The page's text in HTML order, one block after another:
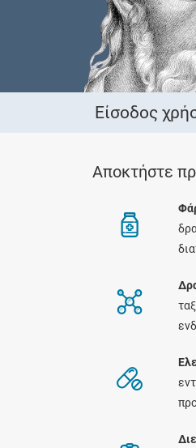
Είσοδος
Αποκτήστε